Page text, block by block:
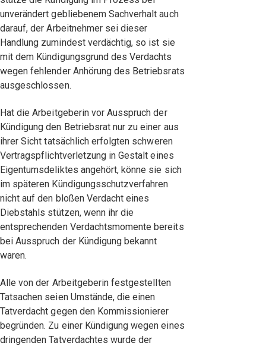
unverändert gebliebenem Sachverhalt auch
darauf, der Arbeitnehmer sei dieser
Handlung zumindest verdächtig, so ist sie
mit dem Kündigungsgrund des Verdachts
wegen fehlender Anhörung des Betriebsrats
ausgeschlossen.
Hat die Arbeitgeberin vor Ausspruch der
Kündigung den Betriebsrat nur zu einer aus
ihrer Sicht tatsächlich erfolgten schweren
Vertragspflichtverletzung in Gestalt eines
Eigentumsdeliktes angehört, könne sie sich
im späteren Kündigungsschutzverfahren
nicht auf den bloßen Verdacht eines
Diebstahls stützen, wenn ihr die
entsprechenden Verdachtsmomente bereits
bei Ausspruch der Kündigung bekannt
waren.
Alle von der Arbeitgeberin festgestellten
Tatsachen seien Umstände, die einen
Tatverdacht gegen den Kommissionierer
begründen. Zu einer Kündigung wegen eines
dringenden Tatverdachtes wurde der